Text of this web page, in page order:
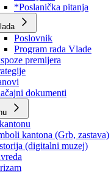
Zakoni
*Odluke
*Zaključci
*Poslanička pitanja
Poslovnik
Program rada Vlade
premijera
dokumenti
kantona (Grb, zastava)